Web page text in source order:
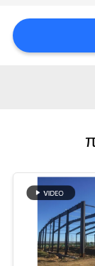
ΕΠΑΦΉ
ΜΕ
BLOG
SITEMAP